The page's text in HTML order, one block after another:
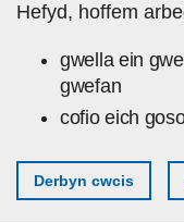
Hefyd, hoffem
gwella ein
gwefan
cofio eich
Derbyn cwcis